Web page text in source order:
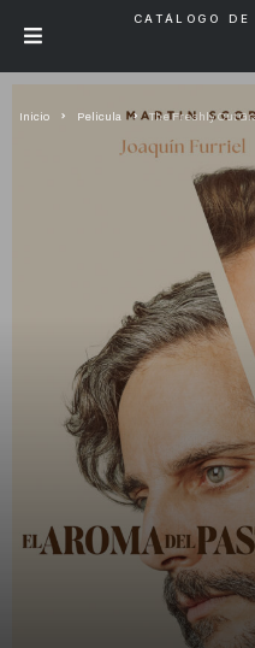
CATÁLOGO
Inicio Pelicula The Freshly Cut